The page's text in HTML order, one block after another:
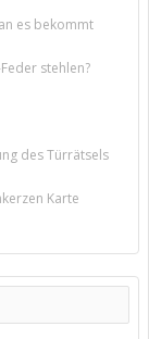
es bekommt
stehlen?
des Türrätsels
Karte